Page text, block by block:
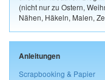
(nicht nur zu Ostern,
Nähen, Häkeln, Malen,
Anleitungen
Scrapbooking & Papier